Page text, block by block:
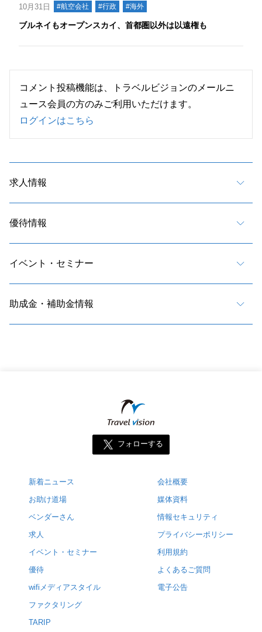
10月31日 #航空会社 #行政 #海外
ブルネイもオープンスカイ、首都圏以外は以遠権も
コメント投稿機能は、トラベルビジョンのメールニ
ュース会員の方のみご利用いただけます。
ログインはこちら
求人情報
優待情報
イベント・セミナー
助成金・補助金情報
フォローする
新着ニュース
お助け道場
ベンダーさん
求人
イベント・セミナー
優待
wifiメディアスタイル
ファクタリング
TARIP
会社概要
媒体資料
情報セキュリティ
プライバシーポリシー
利用規約
よくあるご質問
電子公告